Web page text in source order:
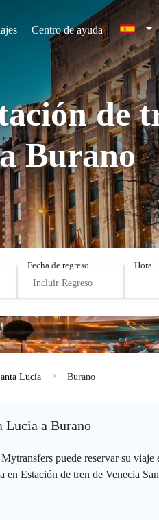
Centro de ayuda
de
Burano
Fecha de regreso
Incluir Regreso
Hora
Lucía Burano
Lucía a Burano
puede reservar su viaje
en Estación de tren de Venecia